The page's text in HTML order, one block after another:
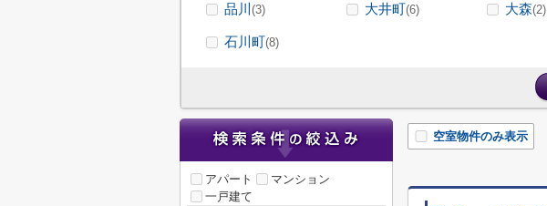
品川 (3) 大井町(6) 大森(2)
石川町(8)
空室物件のみ表示
アパート
マンション
一戸建て